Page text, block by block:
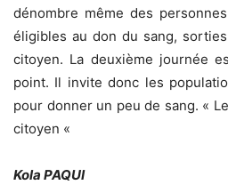
dénombre même des
éligibles au don du sang,
citoyen. La deuxième journée
point. Il invite donc les
pour donner un peu de sang. «
citoyen «
Kola PAQUI